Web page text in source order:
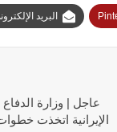
البريد
عاجل | وزارة الدفاع
الإيرانية اتخذت